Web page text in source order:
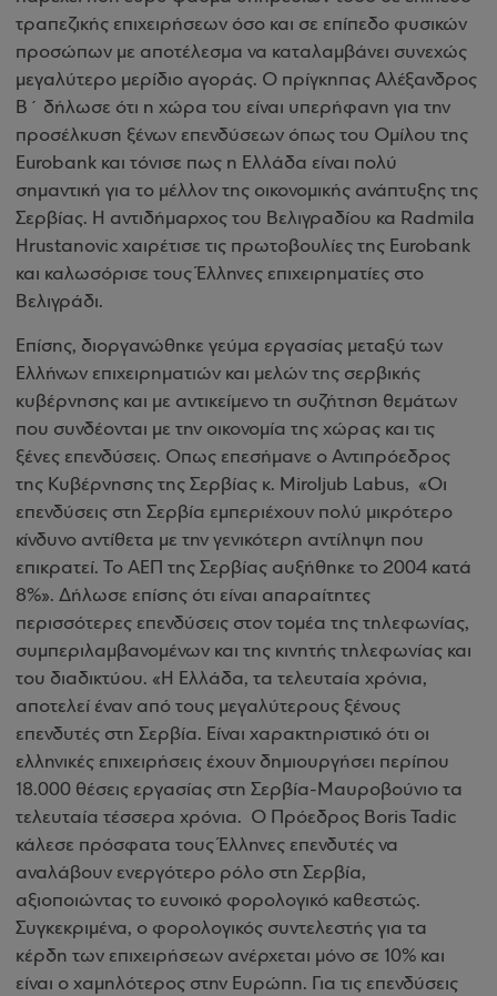
τραπεζικής επιχειρήσεων όσο και σε επίπεδο φυσικών
προσώπων με αποτέλεσμα να καταλαμβάνει συνεχώς
μεγαλύτερο μερίδιο αγοράς. Ο πρίγκηπας Αλέξανδρος
Β΄ δήλωσε ότι η χώρα του είναι υπερήφανη για την
προσέλκυση ξένων επενδύσεων όπως του Ομίλου της
Eurobank και τόνισε πως η Ελλάδα είναι πολύ
σημαντική για το μέλλον της οικονομικής ανάπτυξης της
Σερβίας. Η αντιδήμαρχος του Βελιγραδίου κα Radmila
Hrustanovic χαιρέτισε τις πρωτοβουλίες της Eurobank
και καλωσόρισε τους Έλληνες επιχειρηματίες στο
Βελιγράδι.
Επίσης, διοργανώθηκε γεύμα εργασίας μεταξύ των
Ελλήνων επιχειρηματιών και μελών της σερβικής
κυβέρνησης και με αντικείμενο τη συζήτηση θεμάτων
που συνδέονται με την οικονομία της χώρας και τις
ξένες επενδύσεις. Οπως επεσήμανε ο Αντιπρόεδρος
της Κυβέρνησης της Σερβίας κ. Miroljub Labus, «Οι
επενδύσεις στη Σερβία εμπεριέχουν πολύ μικρότερο
κίνδυνο αντίθετα με την γενικότερη αντίληψη που
επικρατεί. Το ΑΕΠ της Σερβίας αυξήθηκε το 2004 κατά
8%». Δήλωσε επίσης ότι είναι απαραίτητες
περισσότερες επενδύσεις στον τομέα της τηλεφωνίας,
συμπεριλαμβανομένων και της κινητής τηλεφωνίας και
του διαδικτύου. «Η Ελλάδα, τα τελευταία χρόνια,
αποτελεί έναν από τους μεγαλύτερους ξένους
επενδυτές στη Σερβία. Είναι χαρακτηριστικό ότι οι
ελληνικές επιχειρήσεις έχουν δημιουργήσει περίπου
18.000 θέσεις εργασίας στη Σερβία-Μαυροβούνιο τα
τελευταία τέσσερα χρόνια. Ο Πρόεδρος Boris Tadic
κάλεσε πρόσφατα τους Έλληνες επενδυτές να
αναλάβουν ενεργότερο ρόλο στη Σερβία,
αξιοποιώντας το ευνοικό φορολογικό καθεστώς.
Συγκεκριμένα, ο φορολογικός συντελεστής για τα
κέρδη των επιχειρήσεων ανέρχεται μόνο σε 10% και
είναι ο χαμηλότερος στην Ευρώπη. Για τις επενδύσεις